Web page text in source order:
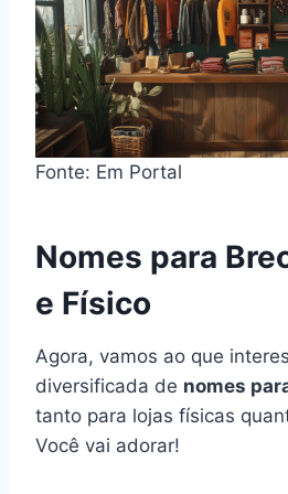
Fonte: Em Portal
Nomes para
e Físico
Agora, vamos ao que
diversificada de nomes
tanto para lojas físicas
Você vai adorar!